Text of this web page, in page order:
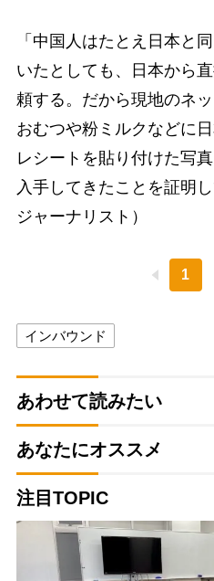
「中国人はたとえ日本と
いたとしても、日本から
頼する。だから現地のネ
おむつや粉ミルクなどに
レシートを貼り付けた写
入手してきたことを証明
ジャーナリスト）
1
インバウンド
あわせて読みたい
あなたにオススメ
注目TOPIC